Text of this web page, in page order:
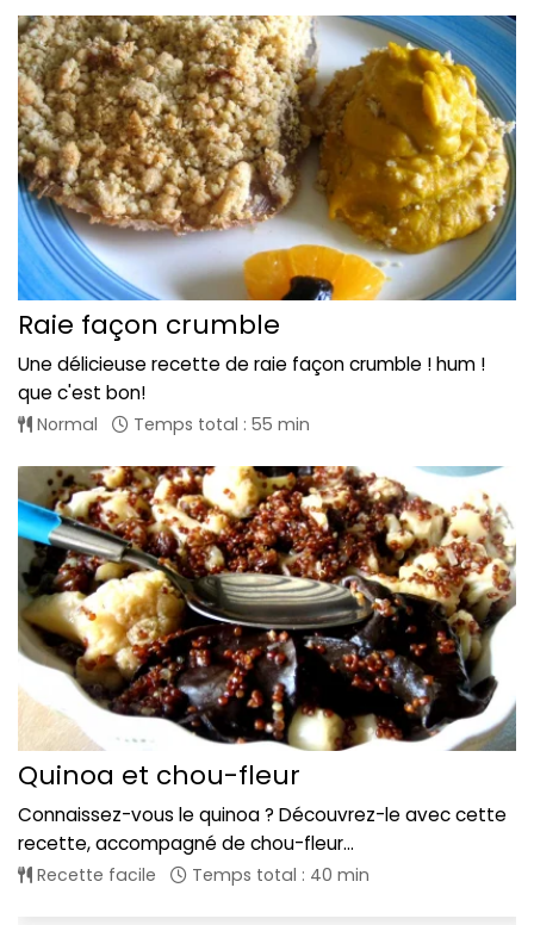
Raie façon crumble
Une délicieuse recette de raie façon crumble ! hum !
que c'est bon!
Normal Temps total : 55 min
Quinoa et chou-fleur
Connaissez-vous le quinoa ? Découvrez-le avec cette
recette, accompagné de chou-fleur...
Recette facile Temps total : 40 min